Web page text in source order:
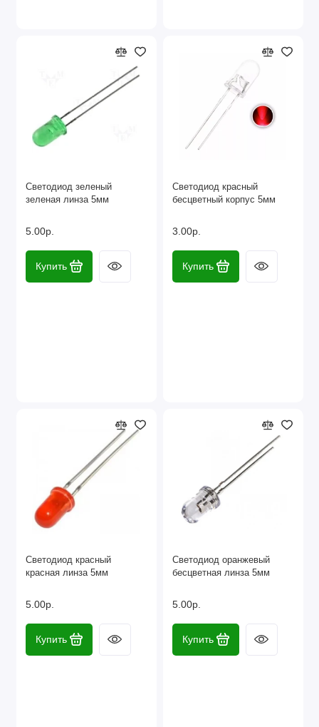
Светодиод зеленый
зеленая линза 5мм
5.00р.
Купить
Светодиод красный
бесцветный корпус 5мм
3.00р.
Купить
Светодиод красный
красная линза 5мм
5.00р.
Купить
Светодиод оранжевый
бесцветная линза 5мм
5.00р.
Купить